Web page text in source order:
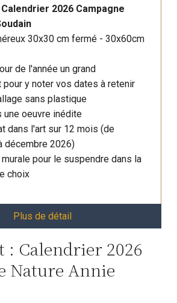
2026 Campagne
30x30 cm fermé - 30x60cm
de l'année un grand
pour y noter vos dates à retenir
sans plastique
oeuvre inédite
dans l'art sur 12 mois (de
décembre 2026)
pour le suspendre dans la
choix
Plus de détail
: Calendrier 2026
Nature Annie